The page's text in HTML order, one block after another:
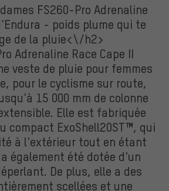
FS260-Pro Adrenaline
- poids plume qui te
de la pluie<\/h2>
Adrenaline Race Cape II
veste de pluie pour femmes
pour le cyclisme sur route,
15 000 mm de colonne
Elle est fabriquée
compact ExoShell20ST™, qui
à l'extérieur tout en étant
également été dotée d'un
De plus, elle a des
scellées et une